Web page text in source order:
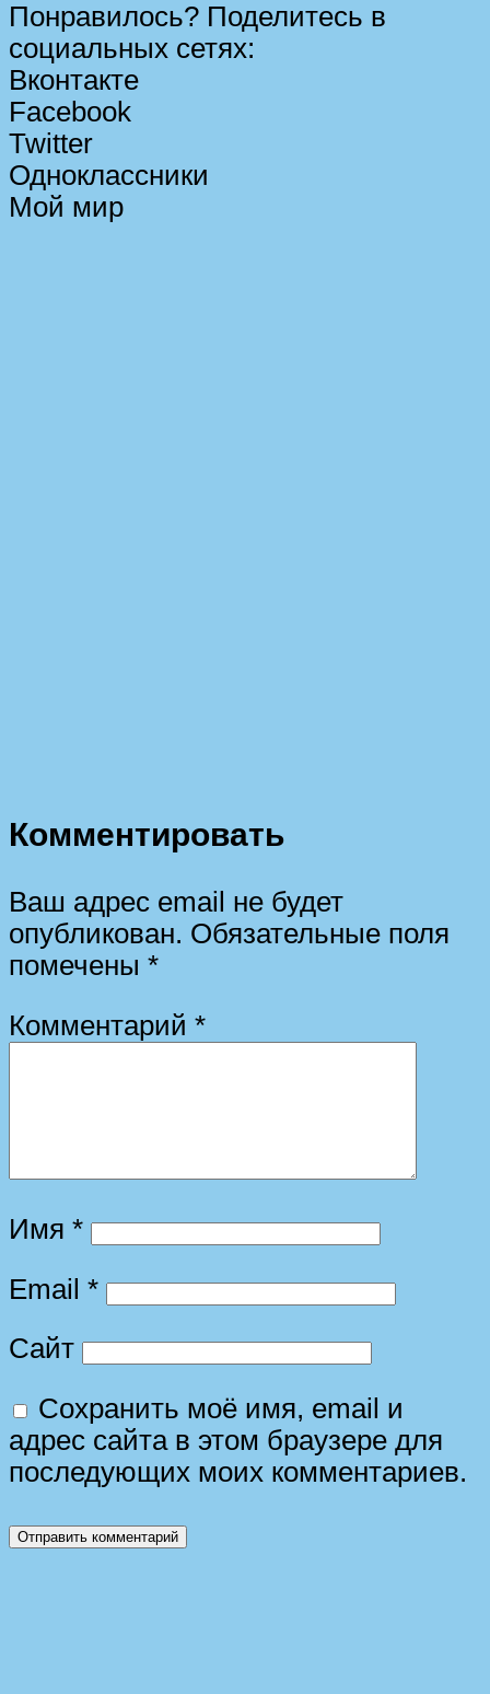
Понравилось? Поделитесь в
социальных сетях:
Вконтакте
Facebook
Twitter
Одноклассники
Мой мир
Комментировать
Ваш адрес email не будет
опубликован. Обязательные поля
помечены *
Комментарий *
Имя *
Email *
Сайт
Сохранить моё имя, email и
адрес сайта в этом браузере для
последующих моих комментариев.